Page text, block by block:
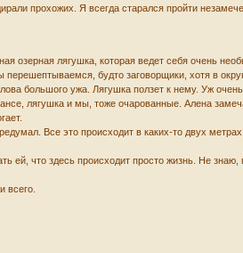
прохожих. Я всегда старался пройти
озерная лягушка, которая ведет себя очень
будто заговорщики, хотя в
большого ужа. Лягушка ползет к нему. Уж
лягушка и мы, тоже очарованные. Алена
Все это происходит в каких-то двух
ей, что здесь происходит просто жизнь. Не знаю,
всего.